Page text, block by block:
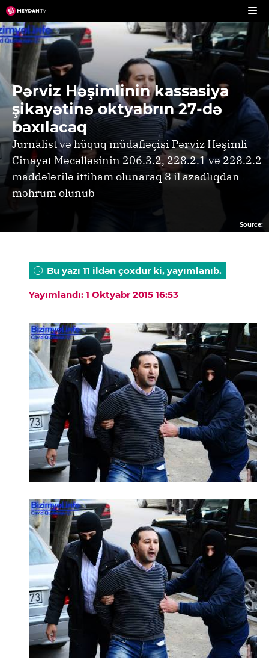
Skip
to
content
Pərviz Həşimlinin kassasiya
şikayətinə oktyabrın 27-də
baxılacaq
Jurnalist və hüquq müdafiəçisi Pərviz Həşimli
Cinayət Məcəlləsinin 206.3.2, 228.2.1 və 228.2.2
maddələrilə ittiham olunaraq 8 il azadlıqdan
məhrum olunub
Source:
Bu yazı 11 ildən çoxdur ki, yayımlanıb.
Yayımlandı: 1 Oktyabr 2015 16:53